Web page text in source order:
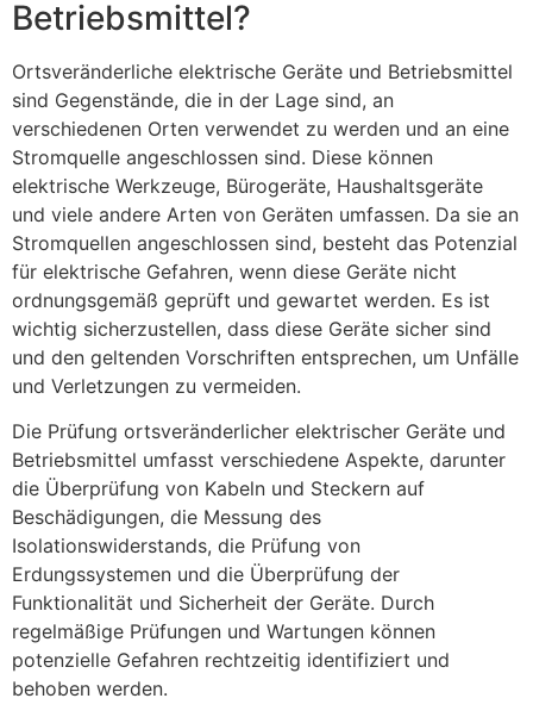
Betriebsmittel?
Ortsveränderliche elektrische Geräte und Betriebsmittel
sind Gegenstände, die in der Lage sind, an
verschiedenen Orten verwendet zu werden und an eine
Stromquelle angeschlossen sind. Diese können
elektrische Werkzeuge, Bürogeräte, Haushaltsgeräte
und viele andere Arten von Geräten umfassen. Da sie an
Stromquellen angeschlossen sind, besteht das Potenzial
für elektrische Gefahren, wenn diese Geräte nicht
ordnungsgemäß geprüft und gewartet werden. Es ist
wichtig sicherzustellen, dass diese Geräte sicher sind
und den geltenden Vorschriften entsprechen, um Unfälle
und Verletzungen zu vermeiden.
Die Prüfung ortsveränderlicher elektrischer Geräte und
Betriebsmittel umfasst verschiedene Aspekte, darunter
die Überprüfung von Kabeln und Steckern auf
Beschädigungen, die Messung des
Isolationswiderstands, die Prüfung von
Erdungssystemen und die Überprüfung der
Funktionalität und Sicherheit der Geräte. Durch
regelmäßige Prüfungen und Wartungen können
potenzielle Gefahren rechtzeitig identifiziert und
behoben werden.